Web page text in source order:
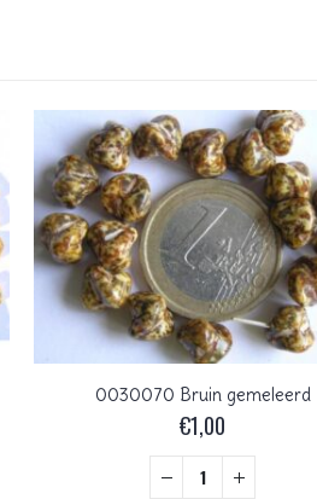
0030070 Bruin gemeleerd
€1,00